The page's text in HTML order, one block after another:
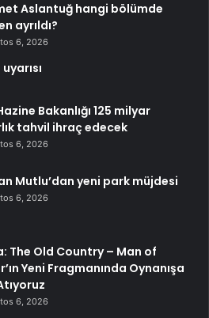
Aslantuğ hangi bölümde
ayrıldı?
6, 2026
Bakanlığı 125 milyar
tahvil ihraç edecek
6, 2026
Mutlu’dan yeni park müjdesi
6, 2026
The Old Country – Man of
Yeni Fragmanında Oynanışa
6, 2026